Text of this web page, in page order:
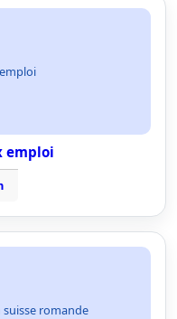
emploi
romande